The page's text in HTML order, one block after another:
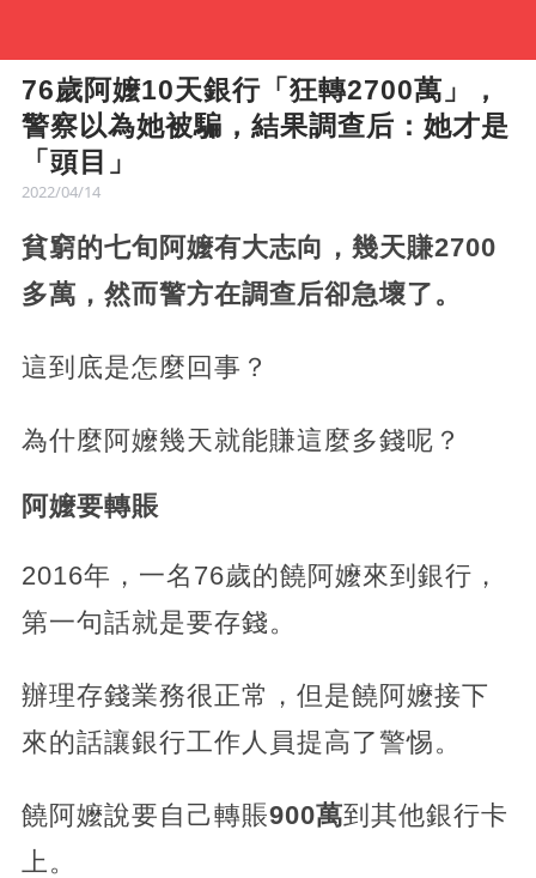
76歲阿嬤10天銀行「狂轉2700萬」，
警察以為她被騙，結果調查后：她才是
「頭目」
2022/04/14
貧窮的七旬阿嬤有大志向，幾天賺2700
多萬，然而警方在調查后卻急壞了。
這到底是怎麼回事？
為什麼阿嬤幾天就能賺這麼多錢呢？
阿嬤要轉賬
2016年，一名76歲的饒阿嬤來到銀行，
第一句話就是要存錢。
辦理存錢業務很正常，但是饒阿嬤接下
來的話讓銀行工作人員提高了警惕。
饒阿嬤說要自己轉賬900萬到其他銀行卡
上。